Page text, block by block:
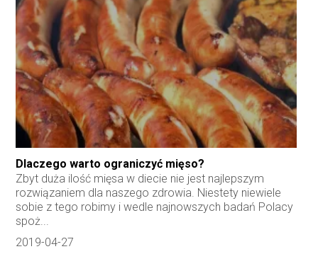
Dlaczego warto ograniczyć mięso?
Zbyt duża ilość mięsa w diecie nie jest najlepszym
rozwiązaniem dla naszego zdrowia. Niestety niewiele
sobie z tego robimy i wedle najnowszych badań Polacy
spoż...
2019-04-27